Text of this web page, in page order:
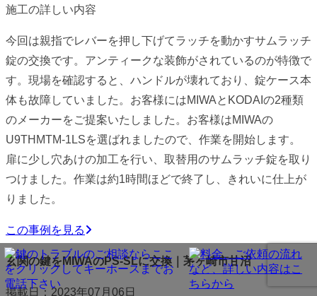
施工の詳しい内容
今回は親指でレバーを押し下げてラッチを動かすサムラッチ
錠の交換です。アンティークな装飾がされているのが特徴で
す。現場を確認すると、ハンドルが壊れており、錠ケース本
体も故障していました。お客様にはMIWAとKODAIの2種類
のメーカーをご提案いたしました。お客様はMIWAの
U9THMTM-1LSを選ばれましたので、作業を開始します。
扉に少し穴あけの加工を行い、取替用のサムラッチ錠を取り
つけました。作業は約1時間ほどで終了し、きれいに仕上が
りました。
この事例を見る
玄関の鍵をMIWAのPS-SLに交換｜茅ヶ崎市甘沼
掲載日：2023年07月06日